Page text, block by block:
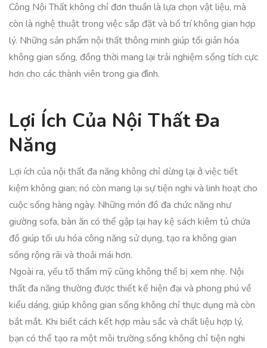
Công Nội Thất không chỉ đơn thuần là lựa chọn vật liệu, mà
còn là nghệ thuật trong việc sắp đặt và bố trí không gian hợp
lý. Những sản phẩm nội thất thông minh giúp tối giản hóa
không gian sống, đồng thời mang lại trải nghiệm sống tích cực
hơn cho các thành viên trong gia đình.
Lợi Ích Của Nội Thất Đa
Năng
Lợi ích của nội thất đa năng không chỉ dừng lại ở việc tiết
kiệm không gian; nó còn mang lại sự tiện nghi và linh hoạt cho
cuộc sống hàng ngày. Những món đồ đa chức năng như
giường sofa, bàn ăn có thể gập lại hay kệ sách kiêm tủ chứa
đồ giúp tối ưu hóa công năng sử dụng, tạo ra không gian
sống rộng rãi và thoải mái hơn.
Ngoài ra, yếu tố thẩm mỹ cũng không thể bị xem nhẹ. Nội
thất đa năng thường được thiết kế hiện đại và phong phú về
kiểu dáng, giúp không gian sống không chỉ thực dụng mà còn
bắt mắt. Khi biết cách kết hợp màu sắc và chất liệu hợp lý,
bạn có thể tạo ra một môi trường sống không chỉ tiện nghi